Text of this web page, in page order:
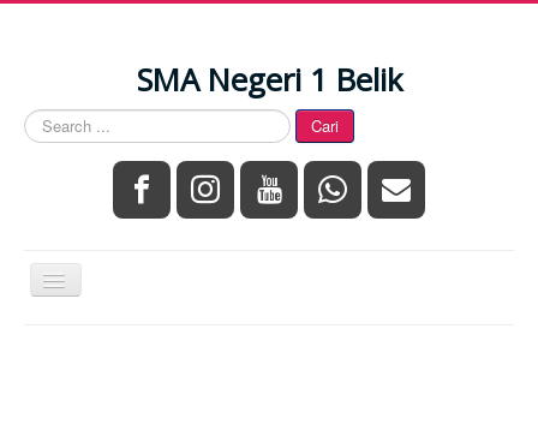
SMA Negeri 1 Belik
Search
...
Cari
Toggle
Navigation